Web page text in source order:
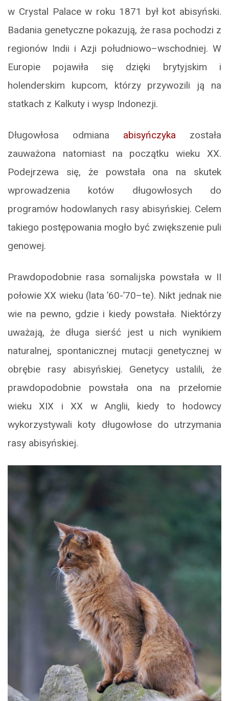
w Crystal Palace w roku 1871 był kot abisyński.
Badania genetyczne pokazują, że rasa pochodzi z
regionów Indii i Azji południowo–wschodniej. W
Europie pojawiła się dzięki brytyjskim i
holenderskim kupcom, którzy przywozili ją na
statkach z Kalkuty i wysp Indonezji.
Długowłosa odmiana abisyńczyka została
zauważona natomiast na początku wieku XX.
Podejrzewa się, że powstała ona na skutek
wprowadzenia kotów długowłosych do
programów hodowlanych rasy abisyńskiej. Celem
takiego postępowania mogło być zwiększenie puli
genowej.
Prawdopodobnie rasa somalijska powstała w II
połowie XX wieku (lata ’60-’70–te). Nikt jednak nie
wie na pewno, gdzie i kiedy powstała. Niektórzy
uważają, że długa sierść jest u nich wynikiem
naturalnej, spontanicznej mutacji genetycznej w
obrębie rasy abisyńskiej. Genetycy ustalili, że
prawdopodobnie powstała ona na przełomie
wieku XIX i XX w Anglii, kiedy to hodowcy
wykorzystywali koty długowłose do utrzymania
rasy abisyńskiej.